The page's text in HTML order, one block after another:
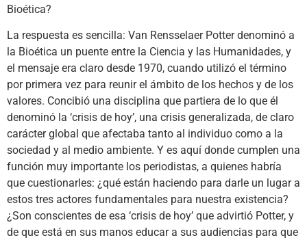
Bioética?
La respuesta es sencilla: Van Rensselaer Potter denominó a
la Bioética un puente entre la Ciencia y las Humanidades, y
el mensaje era claro desde 1970, cuando utilizó el término
por primera vez para reunir el ámbito de los hechos y de los
valores. Concibió una disciplina que partiera de lo que él
denominó la ‘crisis de hoy’, una crisis generalizada, de claro
carácter global que afectaba tanto al individuo como a la
sociedad y al medio ambiente. Y es aquí donde cumplen una
función muy importante los periodistas, a quienes habría
que cuestionarles: ¿qué están haciendo para darle un lugar a
estos tres actores fundamentales para nuestra existencia?
¿Son conscientes de esa ‘crisis de hoy’ que advirtió Potter, y
de que está en sus manos educar a sus audiencias para que